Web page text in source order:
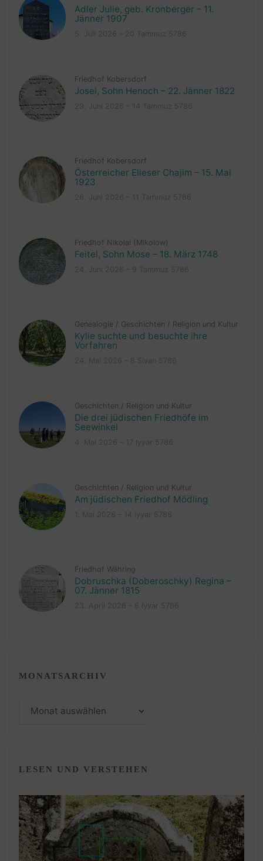
Adler Julie, geb. Kronberger – 11.
Jänner 1907
Friedhof Kobersdorf
Josel, Sohn Henoch – 22. Jänner 1822
Friedhof Kobersdorf
Österreicher Elieser Chajim – 15. Mai
1923
Friedhof Nikolai (Mikolow)
Feitel, Sohn Mose – 18. März 1748
Genealogie / Geschichten / Religion und Kultur
Kylie suchte und besuchte ihre
Vorfahren
Geschichten / Religion und Kultur
Die drei jüdischen Friedhöfe im
Seewinkel
Geschichten / Religion und Kultur
Am jüdischen Friedhof Mödling
Friedhof Währing
Dobruschka (Doberoschky) Regina –
07. Jänner 1815
MONATSARCHIV
LESEN UND VERSTEHEN